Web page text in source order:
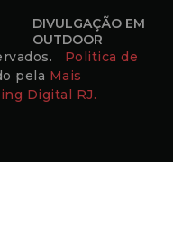
DIVULGAÇÃO EM
OUTDOOR
Politica de
pela Mais
Digital RJ.